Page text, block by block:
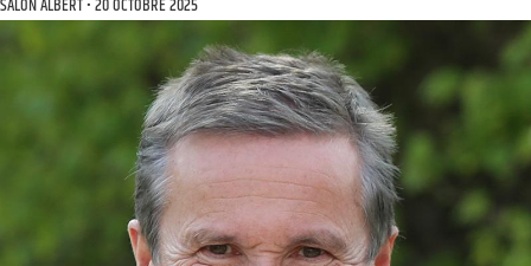
SALON ALBERT 20 OCTOBRE 2025